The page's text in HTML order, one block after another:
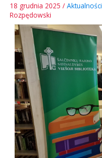
18 grudnia 2025 / Aktualności
Rozpędowski